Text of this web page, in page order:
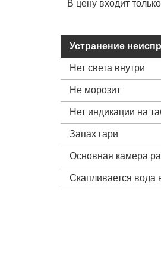
В цену входит
Устранение
Нет света внутри
Не морозит
Нет индикации на
Запах гари
Основная камера
Скапливается вода